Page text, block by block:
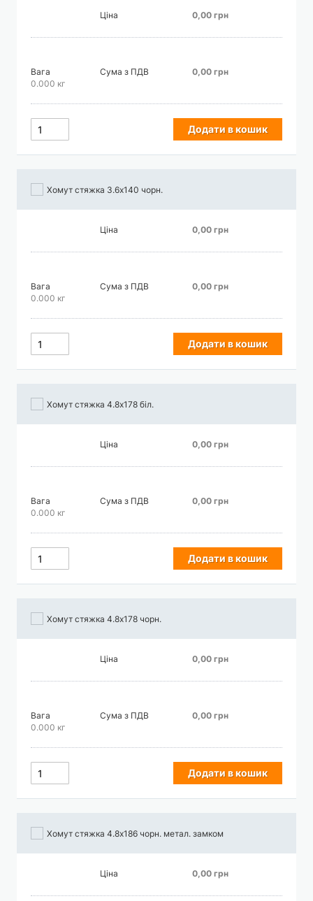
Ціна 0,00 грн
Вага
0.000 кг
Сума з ПДВ 0,00 грн
Додати в кошик
Хомут стяжка 3.6х140 чорн.
Ціна 0,00 грн
Вага
0.000 кг
Сума з ПДВ 0,00 грн
Додати в кошик
Хомут стяжка 4.8х178 біл.
Ціна 0,00 грн
Вага
0.000 кг
Сума з ПДВ 0,00 грн
Додати в кошик
Хомут стяжка 4.8х178 чорн.
Ціна 0,00 грн
Вага
0.000 кг
Сума з ПДВ 0,00 грн
Додати в кошик
Хомут стяжка 4.8х186 чорн. метал. замком
Ціна 0,00 грн